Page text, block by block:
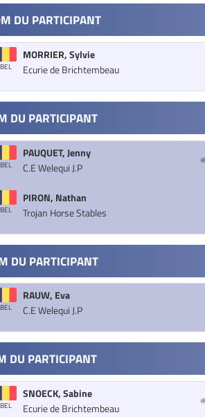
DU PARTICIPANT
BEL
MORRIER, Sylvie
Ecurie de Brichtembeau
DU PARTICIPANT
BEL
PAUQUET, Jenny
C.E Welequi J.P
BEL
PIRON, Nathan
Trojan Horse Stables
DU PARTICIPANT
BEL
RAUW, Eva
C.E Welequi J.P
DU PARTICIPANT
BEL
SNOECK, Sabine
Ecurie de Brichtembeau